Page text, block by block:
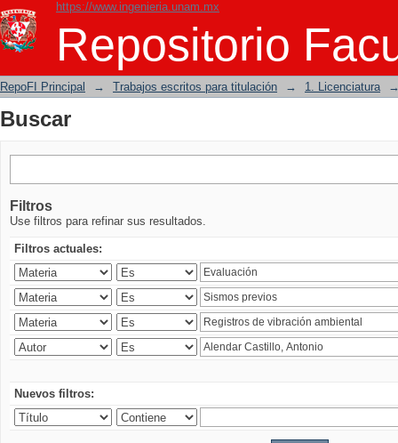
https://www.ingenieria.unam.mx
Repositorio
Buscar
RepoFI Principal → Trabajos escritos para titulación → 1. Licenciatura
Buscar
Filtros
Use filtros para refinar sus resultados.
Filtros actuales:
Nuevos filtros: